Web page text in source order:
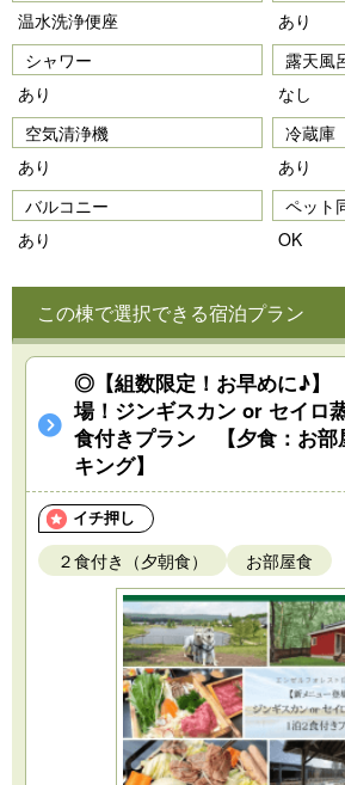
温水洗浄便座
あり
シャワー
あり
露天風
なし
空気清浄機
あり
冷蔵庫
あり
バルコニー
あり
ペット
OK
この棟で選択できる宿泊プラン
◎【組数限定！お早めに♪】
場！ジンギスカン or セイロ
食付きプラン 【夕食：お部
キング】
イチ押し
２食付き（夕朝食） お部屋食